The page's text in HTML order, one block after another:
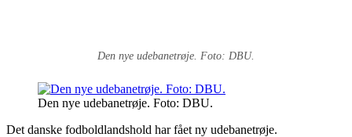
Den nye udebanetrøje. Foto: DBU.
Den nye udebanetrøje. Foto: DBU.
Det danske fodboldlandshold har fået ny udebanetrøje.